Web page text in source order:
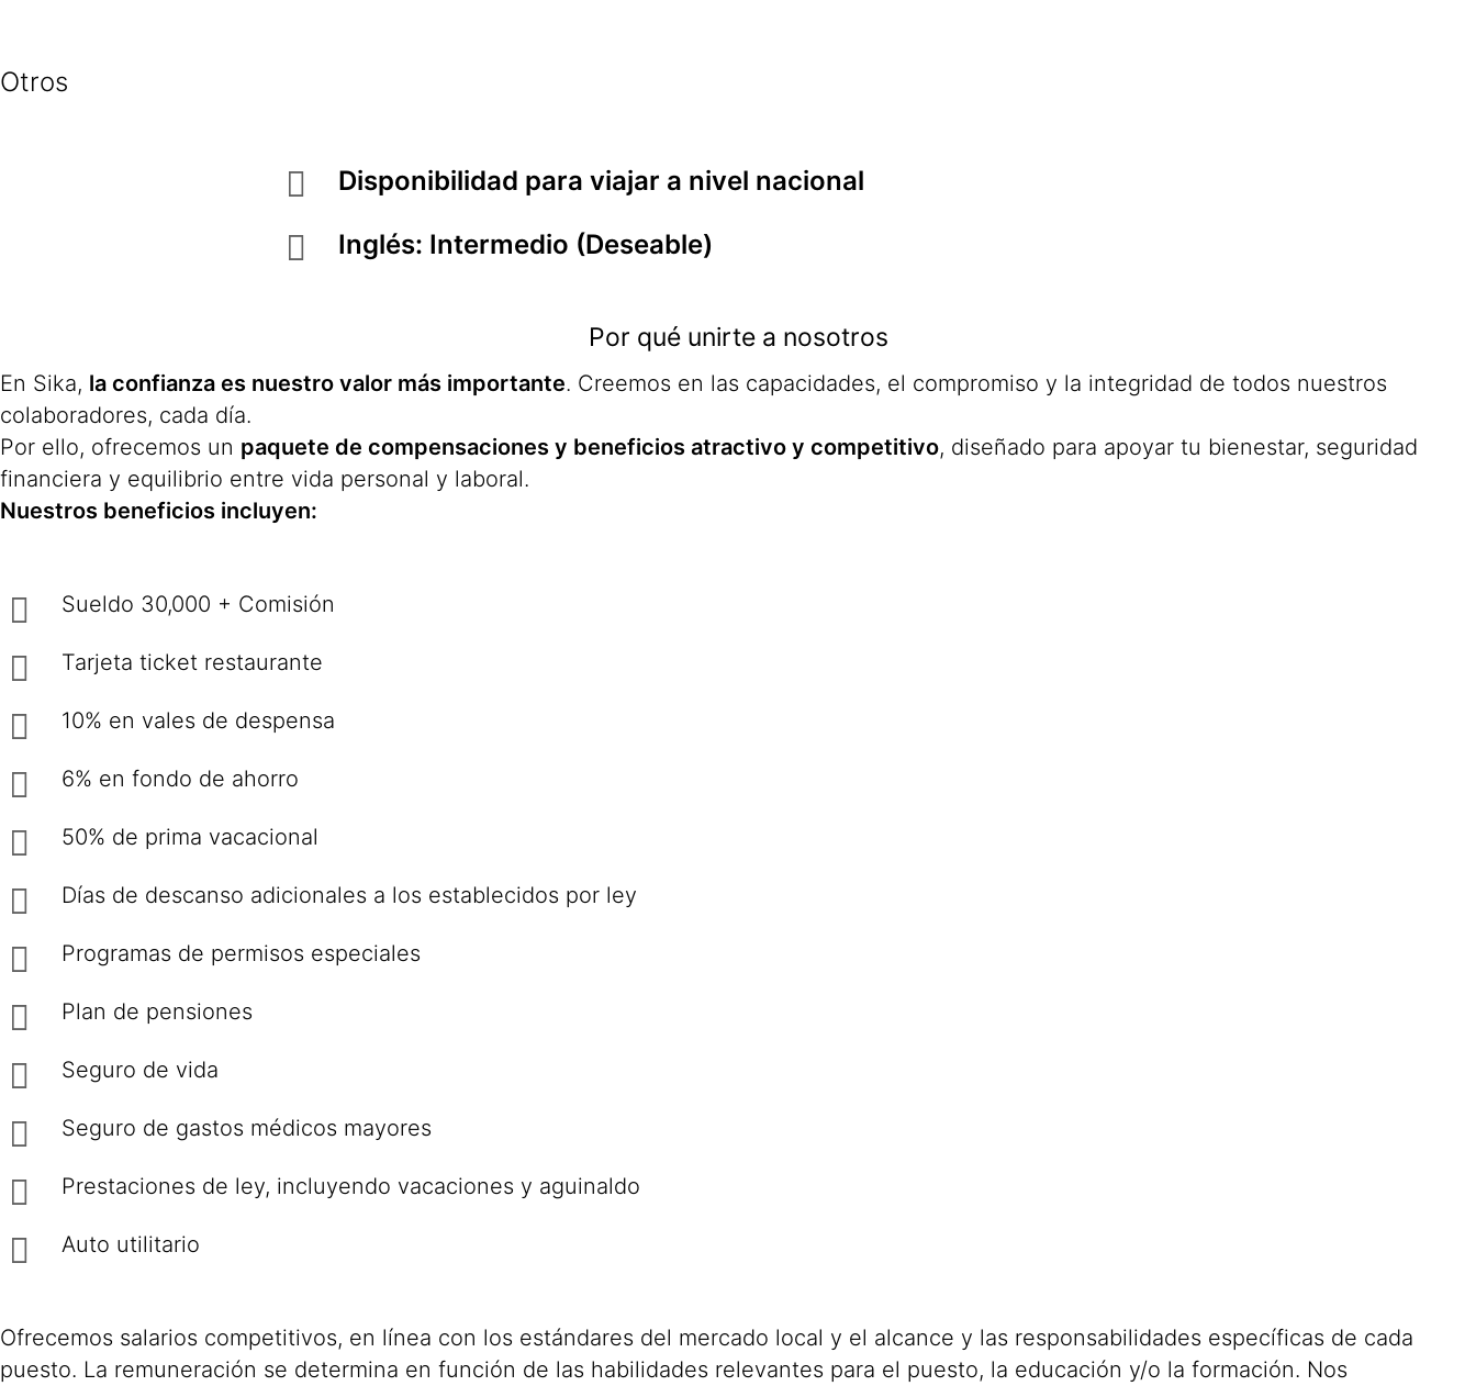
Otros
Disponibilidad para viajar a nivel nacional
Inglés: Intermedio (Deseable)
Por qué unirte a nosotros
En Sika, la confianza es nuestro valor más importante. Creemos en las capacidades, el compromiso y la integridad de todos nuestros
colaboradores, cada día.
Por ello, ofrecemos un paquete de compensaciones y beneficios atractivo y competitivo, diseñado para apoyar tu bienestar, seguridad
financiera y equilibrio entre vida personal y laboral.
Nuestros beneficios incluyen:
Sueldo 30,000 + Comisión
Tarjeta ticket restaurante
10% en vales de despensa
6% en fondo de ahorro
50% de prima vacacional
Días de descanso adicionales a los establecidos por ley
Programas de permisos especiales
Plan de pensiones
Seguro de vida
Seguro de gastos médicos mayores
Prestaciones de ley, incluyendo vacaciones y aguinaldo
Auto utilitario
Ofrecemos salarios competitivos, en línea con los estándares del mercado local y el alcance y las responsabilidades específicas de cada
puesto. La remuneración se determina en función de las habilidades relevantes para el puesto, la educación y/o la formación. Nos